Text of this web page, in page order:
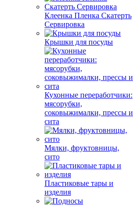
Клеенка Пленка Скатерть
Сервировка
Крышки для посуды
Кухонные переработчики:
мясорубки,
соковыжималки, прессы и
сита
Мялки, фруктовницы,
сито
Пластиковые тары и
изделия